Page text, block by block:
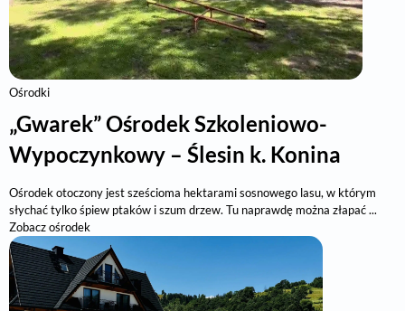
Ośrodki
„Gwarek” Ośrodek Szkoleniowo-
Wypoczynkowy – Ślesin k. Konina
Ośrodek otoczony jest sześcioma hektarami sosnowego lasu, w którym
słychać tylko śpiew ptaków i szum drzew. Tu naprawdę można złapać ...
Zobacz ośrodek